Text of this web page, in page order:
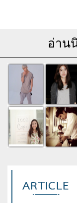
อ่าน
assumed 'article_topic'
will throw an Error in a